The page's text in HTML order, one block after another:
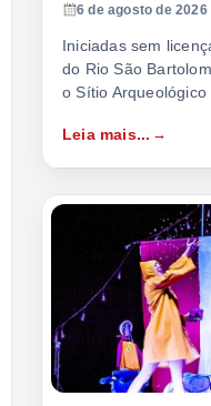
6 de agosto de 2026
Iniciadas sem
do Rio São
o Sítio
Leia mais...